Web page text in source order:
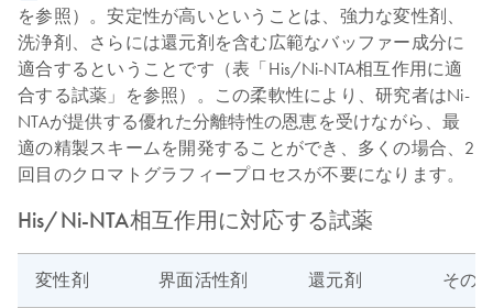
を参照）。安定性が高いということは、強力な変性剤、
洗浄剤、さらには還元剤を含む広範なバッファー成分に
適合するということです（表「His/Ni-NTA相互作用に適
合する試薬」を参照）。この柔軟性により、研究者はNi-
NTAが提供する優れた分離特性の恩恵を受けながら、最
適の精製スキームを開発することができ、多くの場合、2
回目のクロマトグラフィープロセスが不要になります。
His/Ni-NTA相互作用に対応する試薬
変性剤 界面活性剤 還元剤 その